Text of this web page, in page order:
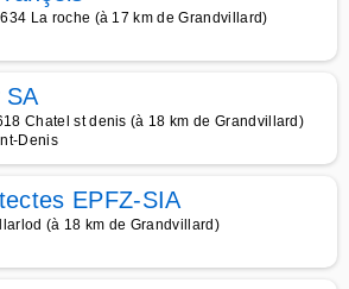
La roche (à 17 km de Grandvillard)
SA
Chatel st denis (à 18 km de Grandvillard)
Denis
EPFZ-SIA
(à 18 km de Grandvillard)